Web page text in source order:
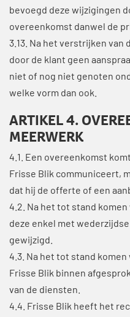
bevoegd deze wijzigingen
overeenkomst danwel de
3.13. Na het verstrijken van
door de klant geen
niet of nog niet genoten
welke vorm dan ook.
ARTIKEL 4.
MEERWERK
4.1. Een overeenkomst
Frisse Blik communiceert,
dat hij de offerte of een
4.2. Na het tot stand
deze enkel met
gewijzigd.
4.3. Na het tot stand komen
Frisse Blik binnen
van de diensten.
4.4. Frisse Blik heeft het